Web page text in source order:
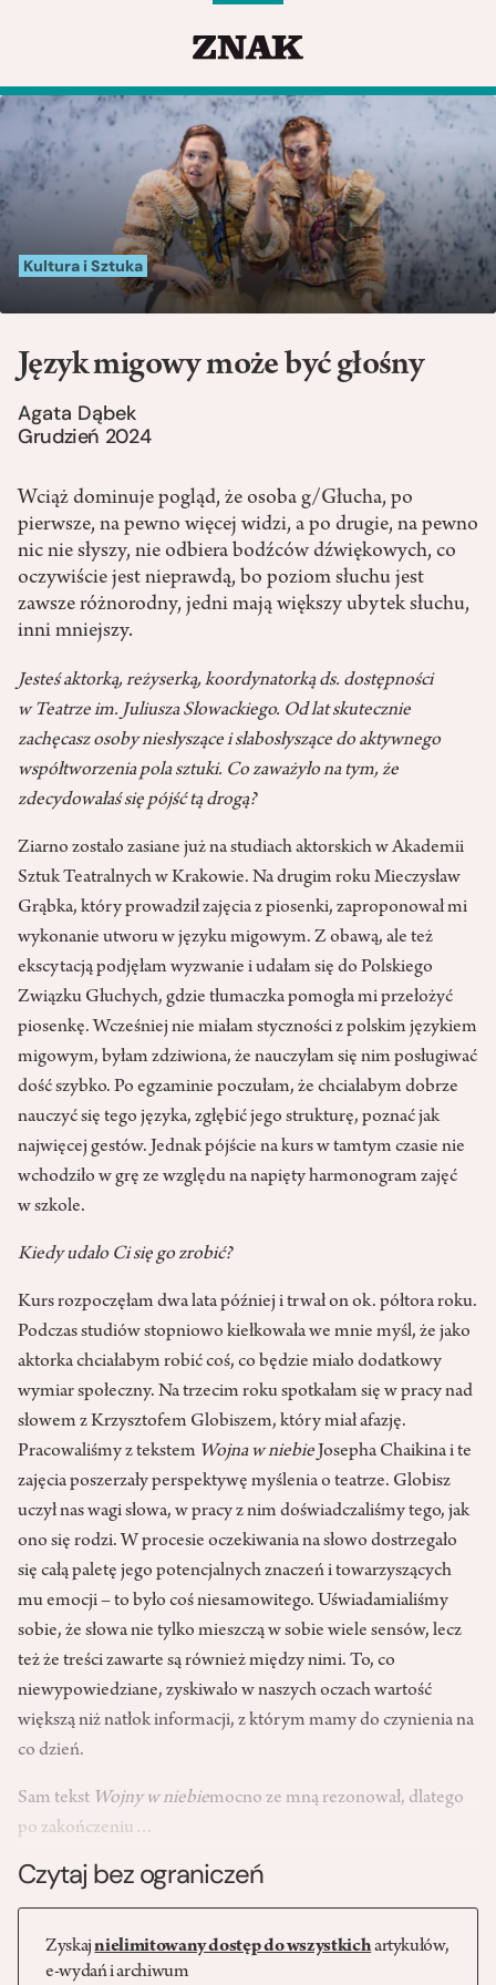
Kultura i Sztuka
Język migowy może być głośny
Agata Dąbek
Grudzień 2024
Wciąż dominuje pogląd, że osoba g/Głucha, po
pierwsze, na pewno więcej widzi, a po drugie, na pewno
nic nie słyszy, nie odbiera bodźców dźwiękowych, co
oczywiście jest nieprawdą, bo poziom słuchu jest
zawsze różnorodny, jedni mają większy ubytek słuchu,
inni mniejszy.
Jesteś aktorką, reżyserką, koordynatorką ds. dostępności
w Teatrze im. Juliusza Słowackiego. Od lat skutecznie
zachęcasz osoby niesłyszące i słabosłyszące do aktywnego
współtworzenia pola sztuki. Co zaważyło na tym, że
zdecydowałaś się pójść tą drogą?
Ziarno zostało zasiane już na studiach aktorskich w Akademii
Sztuk Teatralnych w Krakowie. Na drugim roku Mieczysław
Grąbka, który prowadził zajęcia z piosenki, zaproponował mi
wykonanie utworu w języku migowym. Z obawą, ale też
ekscytacją podjęłam wyzwanie i udałam się do Polskiego
Związku Głuchych, gdzie tłumaczka pomogła mi przełożyć
piosenkę. Wcześniej nie miałam styczności z polskim językiem
migowym, byłam zdziwiona, że nauczyłam się nim posługiwać
dość szybko. Po egzaminie poczułam, że chciałabym dobrze
nauczyć się tego języka, zgłębić jego strukturę, poznać jak
najwięcej gestów. Jednak pójście na kurs w tamtym czasie nie
wchodziło w grę ze względu na napięty harmonogram zajęć
w szkole.
Kiedy udało Ci się go zrobić?
Kurs rozpoczęłam dwa lata później i trwał on ok. półtora roku.
Podczas studiów stopniowo kiełkowała we mnie myśl, że jako
aktorka chciałabym robić coś, co będzie miało dodatkowy
wymiar społeczny. Na trzecim roku spotkałam się w pracy nad
słowem z Krzysztofem Globiszem, który miał afazję.
Pracowaliśmy z tekstem Wojna w niebie Josepha Chaikina i te
zajęcia poszerzały perspektywę myślenia o teatrze. Globisz
uczył nas wagi słowa, w pracy z nim doświadczaliśmy tego, jak
ono się rodzi. W procesie oczekiwania na słowo dostrzegało
się całą paletę jego potencjalnych znaczeń i towarzyszących
mu emocji – to było coś niesamowitego. Uświadamialiśmy
sobie, że słowa nie tylko mieszczą w sobie wiele sensów, lecz
też że treści zawarte są również między nimi. To, co
niewypowiedziane, zyskiwało w naszych oczach wartość
większą niż natłok informacji, z którym mamy do czynienia na
co dzień.
Sam tekst Wojny w niebiemocno ze mną rezonował, dlatego
po zakończeniu…
Czytaj bez ograniczeń
Zyskajnielimitowany dostęp do wszystkichartykułów,
e-wydań i archiwum